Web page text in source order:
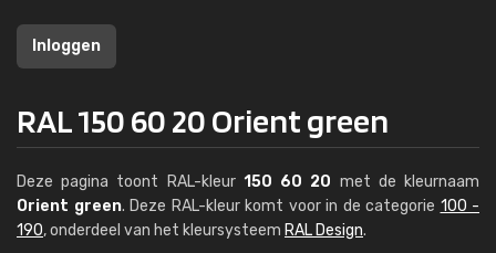
Inloggen
RAL 150 60 20 Orient green
Deze pagina toont RAL-kleur 150 60 20 met de kleurnaam
Orient green. Deze RAL-kleur komt voor in de categorie 100 -
190, onderdeel van het kleursysteem RAL Design.